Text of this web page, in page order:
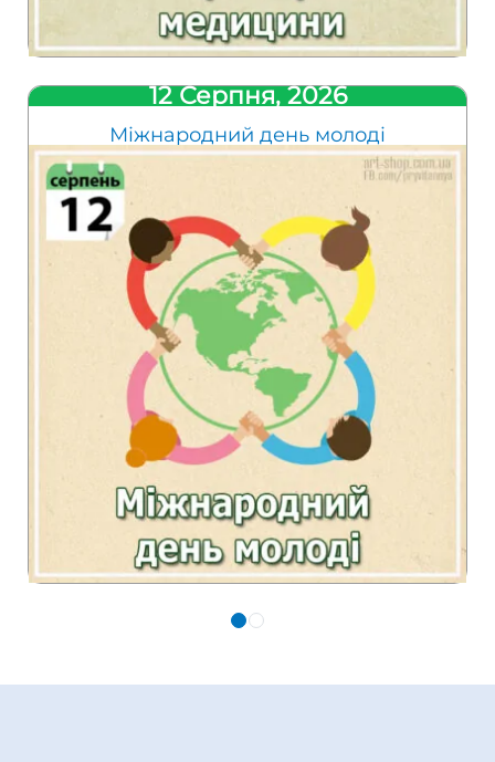
12 Серпня, 2026
Міжнародний день молоді